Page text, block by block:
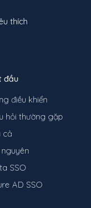
thích
đầu
điều khiển
hỏi thường gặp
cả
nguyên
SSO
AD SSO